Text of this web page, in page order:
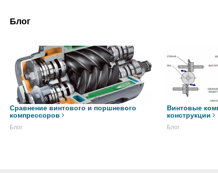
Блог
Сравнение винтового и поршневого
компрессоров
Блог
Винтовые
конструкции
Блог